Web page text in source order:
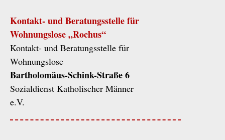
Kontakt- und Beratungsstelle für
Wohnungslose „Rochus“
Kontakt- und Beratungsstelle für
Wohnungslose
Bartholomäus-Schink-Straße 6
Sozialdienst Katholischer Männer
e.V.